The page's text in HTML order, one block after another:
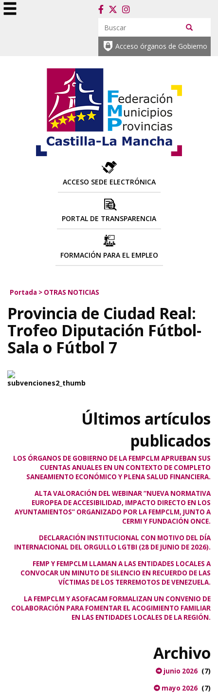
Acceso órganos de Gobierno
ACCESO SEDE ELECTRÓNICA
PORTAL DE TRANSPARENCIA
FORMACIÓN PARA EL EMPLEO
Portada > OTRAS NOTICIAS
Provincia de Ciudad Real:
Trofeo Diputación Fútbol-
Sala o Fútbol 7
Últimos artículos
publicados
LOS ÓRGANOS DE GOBIERNO DE LA FEMPCLM APRUEBAN SUS
CUENTAS ANUALES EN UN CONTEXTO DE COMPLETO
SANEAMIENTO ECONÓMICO Y PLENA SALUD FINANCIERA.
ALTA VALORACIÓN DEL WEBINAR “NUEVA NORMATIVA
EUROPEA DE ACCESIBILIDAD, IMPACTO DIRECTO EN LOS
AYUNTAMIENTOS” ORGANIZADO POR LA FEMPCLM, JUNTO A
CERMI Y FUNDACIÓN ONCE.
DECLARACIÓN INSTITUCIONAL CON MOTIVO DEL DÍA
INTERNACIONAL DEL ORGULLO LGTBI (28 DE JUNIO DE 2026).
FEMP Y FEMPCLM LLAMAN A LAS ENTIDADES LOCALES A
CONVOCAR UN MINUTO DE SILENCIO EN RECUERDO DE LAS
VÍCTIMAS DE LOS TERREMOTOS DE VENEZUELA.
LA FEMPCLM Y ASOFACAM FORMALIZAN UN CONVENIO DE
COLABORACIÓN PARA FOMENTAR EL ACOGIMIENTO FAMILIAR
EN LAS ENTIDADES LOCALES DE LA REGIÓN.
Archivo
junio 2026 (7)
mayo 2026 (7)